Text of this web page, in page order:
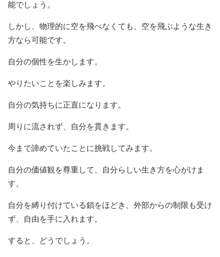
能でしょう。
しかし、物理的に空を飛べなくても、空を飛ぶような生き
方なら可能です。
自分の個性を生かします。
やりたいことを楽しみます。
自分の気持ちに正直になります。
周りに流されず、自分を貫きます。
今まで諦めていたことに挑戦してみます。
自分の価値観を尊重して、自分らしい生き方を心がけま
す。
自分を縛り付けている鎖をほどき、外部からの制限も受け
ず、自由を手に入れます。
すると、どうでしょう。